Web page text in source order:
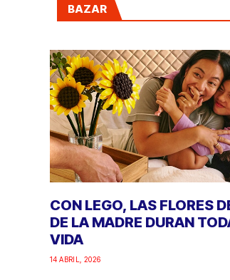
BAZAR
CON LEGO, LAS FLORES
DE LA MADRE DURAN
VIDA
14 ABRIL, 2026